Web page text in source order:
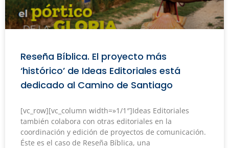
Reseña Bíblica. El proyecto más
‘histórico’ de Ideas Editoriales está
dedicado al Camino de Santiago
[vc_row][vc_column width=»1/1″]Ideas Editoriales
también colabora con otras editoriales en la
coordinación y edición de proyectos de comunicación.
Éste es el caso de Reseña Bíblica, una